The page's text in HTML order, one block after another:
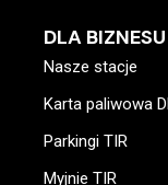
DLA BIZNESU
Nasze stacje
Karta paliwowa
Parkingi TIR
Myjnie TIR